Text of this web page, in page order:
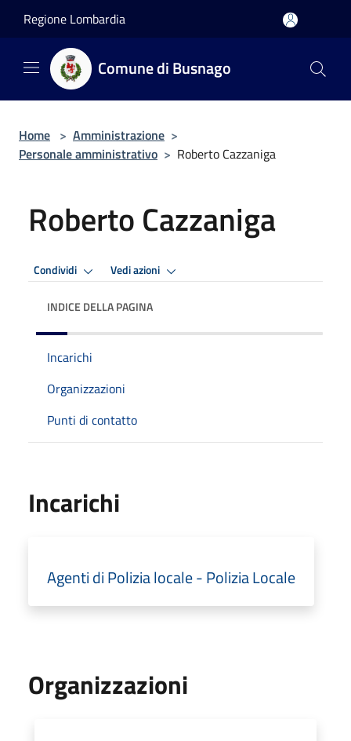
Regione Lombardia
Comune di Busnago
Home > Amministrazione >
Personale amministrativo > Roberto Cazzaniga
Roberto Cazzaniga
Condividi Vedi azioni
INDICE DELLA PAGINA
Incarichi
Organizzazioni
Punti di contatto
Incarichi
Agenti di Polizia locale - Polizia Locale
Organizzazioni